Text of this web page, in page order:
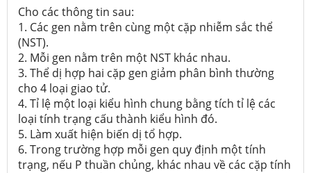
Cho các thông tin sau:
1. Các gen nằm trên cùng một cặp nhiễm sắc thể
(NST).
2. Mỗi gen nằm trên một NST khác nhau.
3. Thể dị hợp hai cặp gen giảm phân bình thường
cho 4 loại giao tử.
4. Tỉ lệ một loại kiểu hình chung bằng tích tỉ lệ các
loại tính trạng cấu thành kiểu hình đó.
5. Làm xuất hiện biến dị tổ hợp.
6. Trong trường hợp mỗi gen quy định một tính
trạng, nếu P thuần chủng, khác nhau về các cặp tính